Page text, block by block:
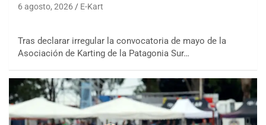
6 agosto, 2026 E-Kart
Tras declarar irregular la convocatoria de mayo de la
Asociación de Karting de la Patagonia Sur…